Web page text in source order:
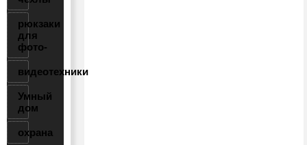
рюкзаки
для
фото-
видеотехники
Умный
дом
охрана